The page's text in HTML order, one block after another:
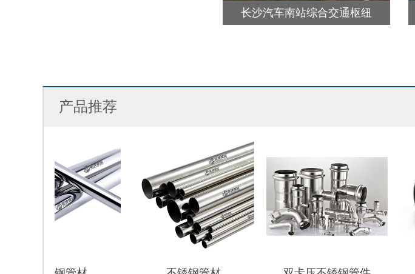
长沙汽车南站综合交通枢纽
产品推荐